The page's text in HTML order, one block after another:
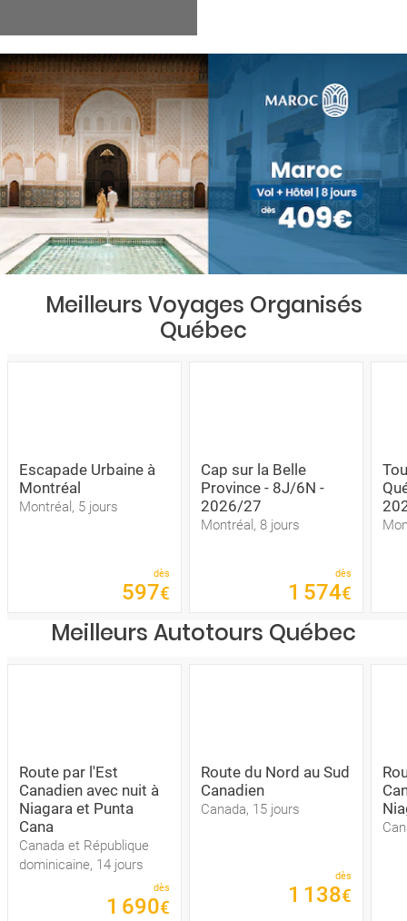
Meilleurs Voyages Organisés
Québec
Escapade Urbaine à
Montréal
Montréal, 5 jours
dès
597€
Cap sur la Belle
Province - 8J/6N -
2026/27
Montréal, 8 jours
dès
1 574€
Meilleurs Autotours Québec
Route par l'Est
Canadien avec nuit à
Niagara et Punta
Cana
Canada et République
dominicaine, 14 jours
dès
1 690€
Route du Nord au Sud
Canadien
Canada, 15 jours
dès
1 138€